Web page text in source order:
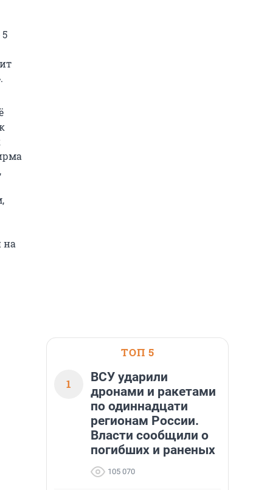
на
ТОП 5
1
ВСУ ударили
дронами и ракетами
по одиннадцати
регионам России.
Власти сообщили о
погибших и раненых
105 070